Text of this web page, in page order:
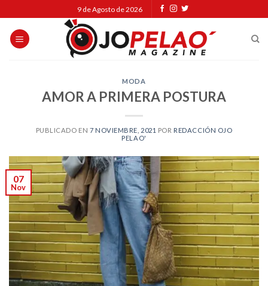
to
content
9 de Agosto de 2026
MODA
AMOR A PRIMERA POSTURA
PUBLICADO EN 7 NOVIEMBRE, 2021 POR REDACCIÓN OJO
PELAO'
07
Nov